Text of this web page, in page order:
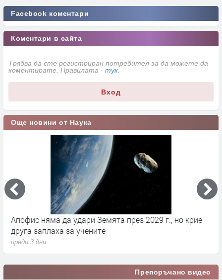
Facebook коментари
Коментари в сайта
Трябва да сте регистриран потребител за да можете да
коментирате. Правилата - тук
Вход
Още новини от Наука
Апофис няма да удари Земята през 2029 г., но крие
друга заплаха за учените
преди 3 дни
Препоръчано видео